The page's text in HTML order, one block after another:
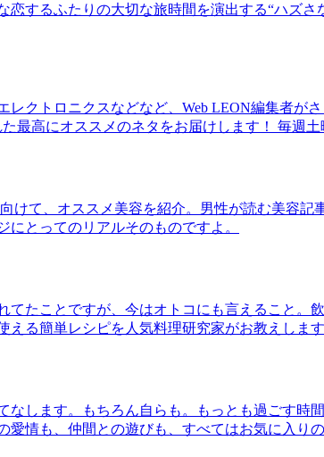
するふたりの大切な旅時間を演出する“ハズ
クトロニクスなどなど、Web LEON編集者が
最高にオススメのネタをお届けします！ 毎週土
けて、オススメ美容を紹介。男性が読む美容
とってのリアルそのものですよ。
てたことですが、今はオトコにも言えること
る簡単レシピを人気料理研究家がお教えします
します。もちろん自らも。もっとも過ごす時
情も、仲間との遊びも、すべてはお気に入り